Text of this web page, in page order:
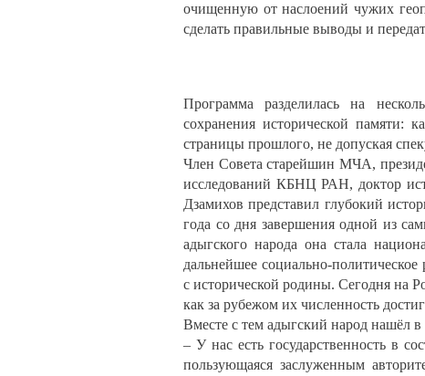
очищенную от наслоений чужих
сделать правильные выводы и
Программа разделилась на
сохранения исторической памяти:
страницы прошлого, не допуская
Член Совета старейшин МЧА,
исследований КБНЦ РАН, доктор
Дзамихов представил глубокий
года со дня завершения одной из
адыгского народа она стала
дальнейшее социально-
с исторической родины. Сегодня на
как за рубежом их численность
Вместе с тем адыгский народ нашёл в
– У нас есть государственность в
пользующаяся заслуженным